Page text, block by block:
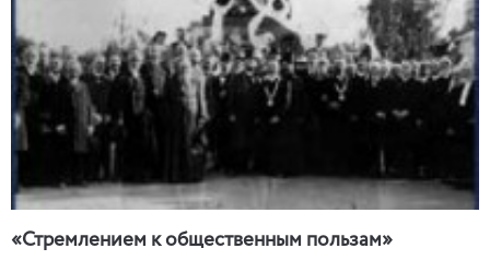
«Стремлением к общественным пользам»